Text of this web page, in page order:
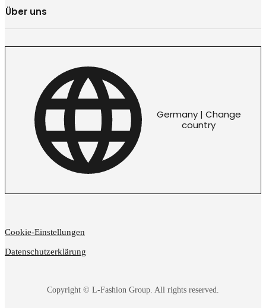
Über uns
Germany | Change
country
Copyright © L-Fashion Group. All rights reserved.
Cookie-Einstellungen
Datenschutzerklärung